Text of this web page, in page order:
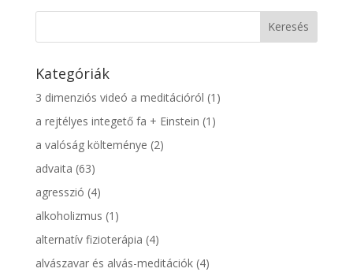
Kategóriák
3 dimenziós videó a meditációról (1)
a rejtélyes integető fa + Einstein (1)
a valóság költeménye (2)
advaita (63)
agresszió (4)
alkoholizmus (1)
alternatív fizioterápia (4)
alvászavar és alvás-meditációk(4)